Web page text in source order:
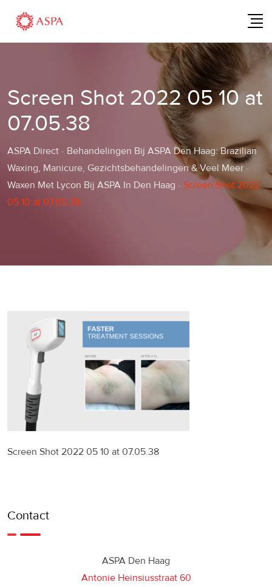
content
Screen Shot 2022 05 10 at
07.05.38
ASPA Direct - Behandelingen Bij ASPA Den Haag: Brazilian
Waxing, Manicure, Gezichtsbehandelingen & Veel Meer-
Waxen Met Lycon Bij ASPA In Den Haag - Screen Shot 2022
05 10 at 07.05.38
Screen Shot 2022 05 10 at 07.05.38
Contact
ASPA Den Haag
Antonie Heinsiusstraat 60